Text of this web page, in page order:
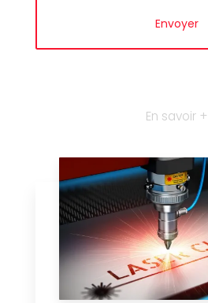
En savoir +